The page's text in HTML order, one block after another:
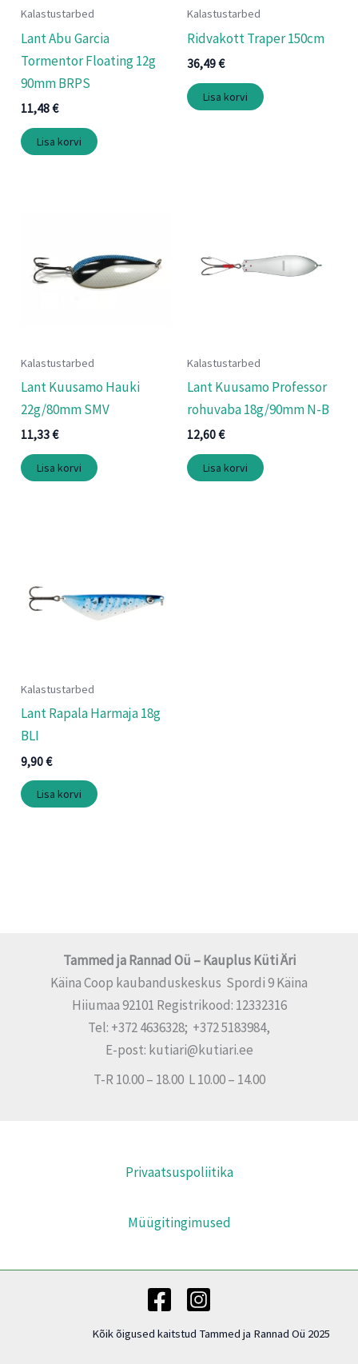
Kalastustarbed
Lant Abu Garcia
Tormentor Floating 12g
90mm BRPS
11,48€
Lisa korvi
Kalastustarbed
Ridvakott Traper 150cm
36,49€
Lisa korvi
Kalastustarbed
Lant Kuusamo Hauki
22g/80mm SMV
11,33€
Lisa korvi
Kalastustarbed
Lant Kuusamo Professor
rohuvaba 18g/90mm N-B
12,60€
Lisa korvi
Kalastustarbed
Lant Rapala Harmaja 18g
BLI
9,90€
Lisa korvi
Tammed ja Rannad Oü – Kauplus Küti Äri
Käina Coop kaubanduskeskus Spordi 9 Käina
Hiiumaa 92101 Registrikood: 12332316
Tel: +372 4636328; +372 5183984,
E-post: kutiari@kutiari.ee
T-R 10.00 – 18.00 L 10.00 – 14.00
Privaatsuspoliitika
Müügitingimused
Kõik õigused kaitstud Tammed ja Rannad Oü 2025